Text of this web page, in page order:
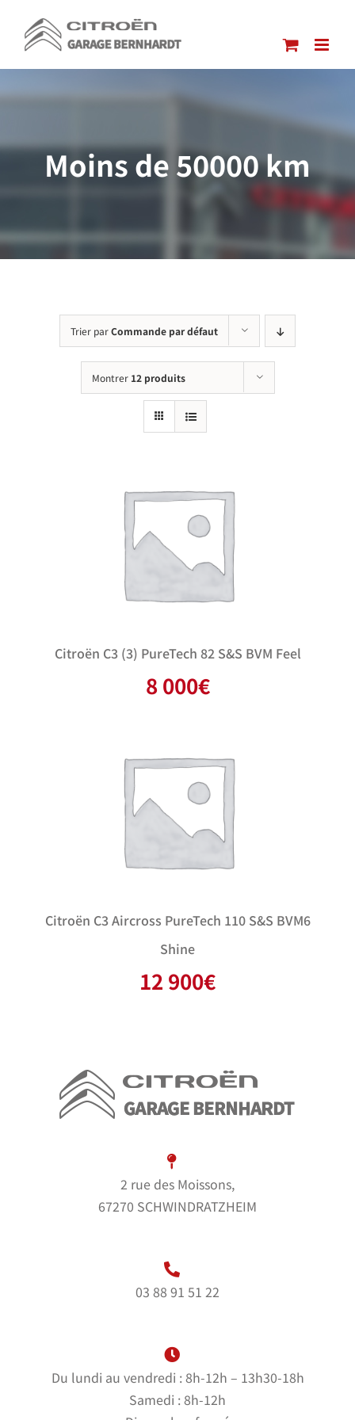
contenu
Moins de 50000 km
Trier parCommande par défaut
Montrer 12 produits
Citroën C3 (3) PureTech 82 S&S BVM Feel
8 000€
Citroën C3 Aircross PureTech 110 S&S BVM6
Shine
12 900€
2 rue des Moissons,
67270 SCHWINDRATZHEIM
03 88 91 51 22
Du lundi au vendredi : 8h-12h – 13h30-18h
Samedi : 8h-12h